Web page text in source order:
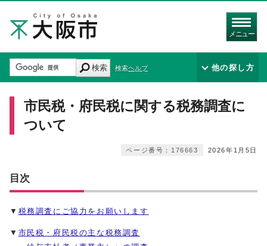
メニュー
検索 検索ヘルプ 他の探し方
市民税・府民税に関する税務調査に
ついて
2026年1月5日
ページ番号：176663
目次
▼ 税務調査にご協力をお願いします
▼ 市民税・府民税の主な税務調査